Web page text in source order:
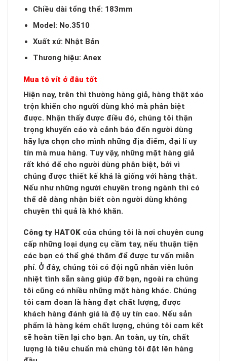
Chiều dài tổng thể: 183mm
Model: No.3510
Xuất xứ: Nhật Bản
Thương hiệu: Anex
Mua tô vít ở đâu tốt
Hiện nay, trên thì thường hàng giả, hàng thật xáo
trộn khiến cho người dùng khó mà phân biệt
được. Nhận thấy được điều đó, chúng tôi thận
trọng khuyến cáo và cảnh báo đến người dùng
hãy lựa chọn cho mình những địa điểm, đại lí uy
tín mà mua hàng. Tuy vậy, những mặt hàng giả
rất khó để cho người dùng phân biệt, bởi vì
chúng được thiết kế khá là giống với hàng thật.
Nếu như những người chuyên trong ngành thì có
thể dễ dàng nhận biết còn người dùng không
chuyên thì quả là khó khăn.
Công ty HATOK của chúng tôi là nơi chuyên cung
cấp những loại dụng cụ cầm tay, nếu thuận tiện
các bạn có thể ghé thăm để được tư vấn miễn
phí. Ở đây, chúng tôi có đội ngũ nhân viên luôn
nhiệt tình sẵn sàng giúp đỡ bạn, ngoài ra chúng
tôi cũng có nhiều những mặt hàng khác. Chúng
tôi cam đoan là hàng đạt chất lượng, được
khách hàng đánh giá là độ uy tín cao. Nếu sản
phẩm là hàng kém chất lượng, chúng tôi cam kết
sẽ hoàn tiền lại cho bạn. An toàn, uy tín, chất
lượng là tiêu chuẩn mà chúng tôi đặt lên hàng